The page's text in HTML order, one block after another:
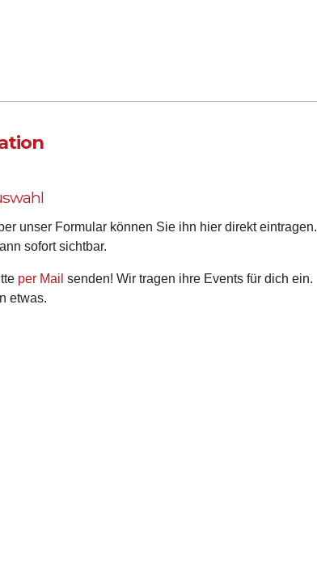
unser Formular können Sie ihn hier direkt eintragen.
sofort sichtbar.
per Mail senden! Wir tragen ihre Events für dich ein.
etwas.